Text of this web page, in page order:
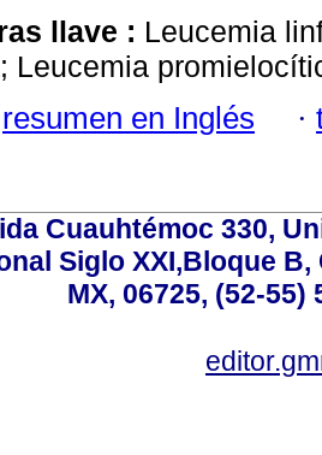
llave : Leucemia
Leucemia
resumen en Inglés ·
Cuauhtémoc 330,
Siglo XXI,Bloque
MX, 06725, (52-55)